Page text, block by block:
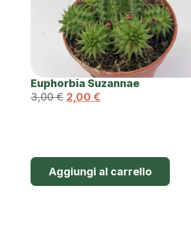
Euphorbia Suzannae
3,00€ 2,00 €
Aggiungi al carrello